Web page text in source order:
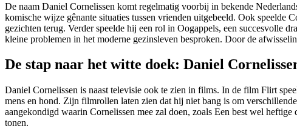
De naam Daniel Cornelissen komt regelmatig voorbij in bekende
komische wijze gênante situaties tussen vrienden uitgebeeld. Ook speelde
gezichten terug. Verder speelde hij een rol in Oogappels, een succesvolle
kleine problemen in het moderne gezinsleven besproken. Door de
De stap naar het witte doek: Daniel
Daniel Cornelissen is naast televisie ook te zien in films. In de film Flirt
mens en hond. Zijn filmrollen laten zien dat hij niet bang is om
aangekondigd waarin Cornelissen mee zal doen, zoals Een best wel
tonen.